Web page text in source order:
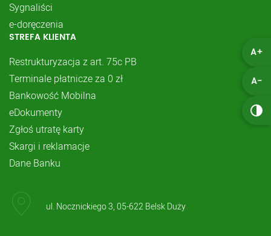
A+
A-
Sygnaliści
e-doręczenia
STREFA KLIENTA
Restrukturyzacja z art. 75c PB
Terminale płatnicze za 0 zł
Bankowość Mobilna
eDokumenty
Zgłoś utratę karty
Skargi i reklamacje
Dane Banku
ul. Nocznickiego 3, 05-622 Belsk Duży